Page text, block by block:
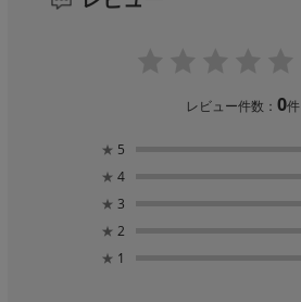
レビュー件数：0件
★ 5
★ 4
★ 3
★ 2
★ 1